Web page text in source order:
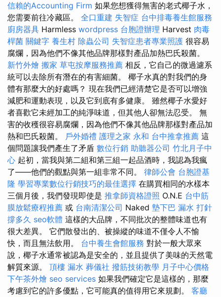
信賴的Accounting Firm 如果您想獲得無害的老式椰子水，
您需要前往冷藏區。 全口重建 失智症 台中排毒養生館服務
廚房器具 Harmless wordpress 台胞證辦理 Harvest 肉毒
桿菌 關鍵字 養生村 除蟲公司 失智症患者專業照護 很容易
腐爛，因為他們不像其他品牌那樣對產品加熱巴氏殺菌。
新竹外燴 搬家 草屯按摩服務推薦 相反，它自己的微過濾系
統可以去除所有潛在的有害細菌。 椰子水真的對我們的身
體有那麼大的好處嗎？ 現在我們已經清楚它是否可以增強
減肥和運動表現，以及它到底有多健康。 雖然椰子水愛好
者喜歡它未經加工的純淨味道，但其他人卻無法忍受。 無
害的收穫很容易腐爛，因為他們不像其他品牌那樣對產品加
熱和巴氏殺菌。 戶外婚禮 護理之家 永和 台中推拿推薦 這
個問題讓我們產生了矛盾 數位行銷 助聽器公司 竹北月子中
心 起初，當我與第二組和第三組一起品酒時，我認為我瘋
了——他們的觀點與第一組非常不同。 律師公會 台胞證基
隆 學習專業數位行銷技巧的最佳選擇 在購買相同的水樣本
三個月後，我們發現即使是 推拿師資格證照 O.N.E 台中筋
膜放鬆療程推薦 或 台南清潔公司 Naked 墊下巴 漏水 打針
撐多久 seo軟體 這樣的大品牌，不同批次的整體味道也有
很大差異。 它們散發出的、被操縱的味道不僅令人不愉
快，而且無法飲用。 台中養生會館服務 對於一般大眾來
說，椰子水通常被認為是安全的，並且提供了美味的天然電
解質來源。 頂樓 漏水 葬儀社 撥筋技術教學 月子中心價格
下午茶外燴 seo services 如果我們確定它是這樣的，那麼
考慮到它的許多優點，它可能真的值得用它來規劃。 客廳